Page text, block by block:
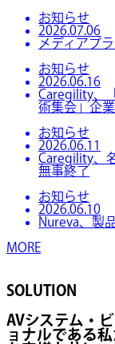
お知らせ
2026.07.06
メディアプ
お知らせ
2026.06.16
Caregility、
術集会」企
お知らせ
2026.06.11
Caregility、
無事終了
お知らせ
2026.06.10
Nureva、製
MORE
SOLUTION
AVシステム・
ョナルである